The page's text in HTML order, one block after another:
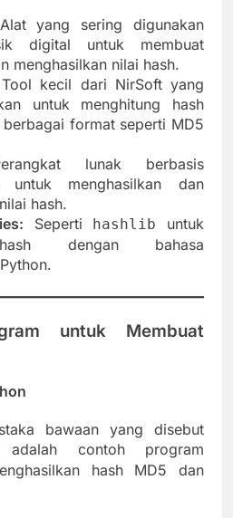
yang sering digunakan
digital untuk membuat
menghasilkan nilai hash.
Tool kecil dari NirSoft yang
untuk menghitung hash
format seperti MD5
lunak berbasis
untuk menghasilkan dan
hash.
Seperti hashlib untuk
dengan bahasa
untuk Membuat
bawaan yang disebut
contoh program
hash MD5 dan